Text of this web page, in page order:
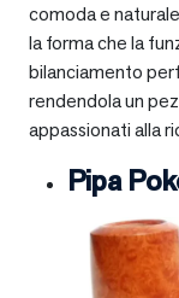
comoda e
la forma che la
bilanciamento
rendendola un
appassionati alla
Pipa